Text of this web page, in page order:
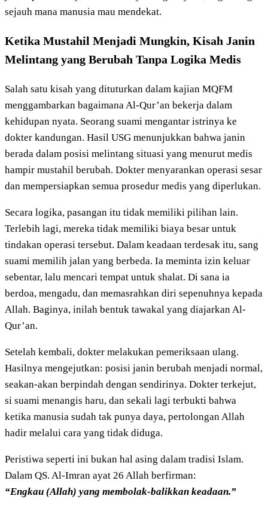
sejauh mana manusia mau mendekat.
Ketika Mustahil Menjadi Mungkin, Kisah Janin
Melintang yang Berubah Tanpa Logika Medis
Salah satu kisah yang dituturkan dalam kajian MQFM
menggambarkan bagaimana Al-Qur’an bekerja dalam
kehidupan nyata. Seorang suami mengantar istrinya ke
dokter kandungan. Hasil USG menunjukkan bahwa janin
berada dalam posisi melintang situasi yang menurut medis
hampir mustahil berubah. Dokter menyarankan operasi sesar
dan mempersiapkan semua prosedur medis yang diperlukan.
Secara logika, pasangan itu tidak memiliki pilihan lain.
Terlebih lagi, mereka tidak memiliki biaya besar untuk
tindakan operasi tersebut. Dalam keadaan terdesak itu, sang
suami memilih jalan yang berbeda. Ia meminta izin keluar
sebentar, lalu mencari tempat untuk shalat. Di sana ia
berdoa, mengadu, dan memasrahkan diri sepenuhnya kepada
Allah. Baginya, inilah bentuk tawakal yang diajarkan Al-
Qur’an.
Setelah kembali, dokter melakukan pemeriksaan ulang.
Hasilnya mengejutkan: posisi janin berubah menjadi normal,
seakan-akan berpindah dengan sendirinya. Dokter terkejut,
si suami menangis haru, dan sekali lagi terbukti bahwa
ketika manusia sudah tak punya daya, pertolongan Allah
hadir melalui cara yang tidak diduga.
Peristiwa seperti ini bukan hal asing dalam tradisi Islam.
Dalam QS. Al-Imran ayat 26 Allah berfirman:
“Engkau (Allah) yang membolak-balikkan keadaan.”